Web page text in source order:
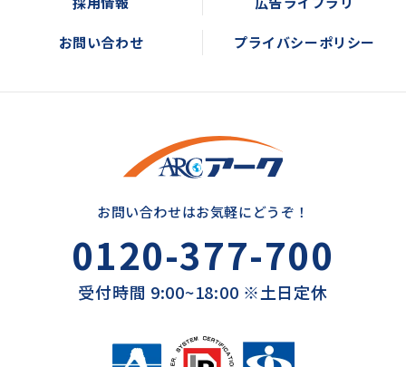
お問い合わせ プライバシーポリシー
お問い合わせはお気軽にどうぞ！
0120-377-700
受付時間 9:00~18:00 ※土日定休